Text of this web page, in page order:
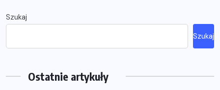
Szukaj
Szukaj
Ostatnie artykuły